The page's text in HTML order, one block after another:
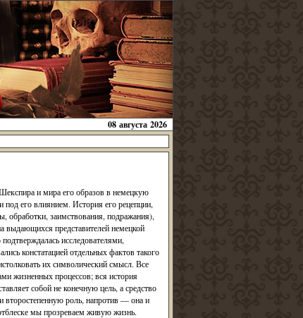
08 августа 2026
и мира его образов в немецкую
под его влиянием. История его рецепции,
обработки, заимствования, подражания),
выдающихся представителей немецкой
исследователями,
констатацией отдельных фактов такого
их символический смысл. Все
жизненных процессов; вся история
собой не конечную цель, а средство
второстепенную роль, напротив — она и
мы прозреваем живую жизнь.